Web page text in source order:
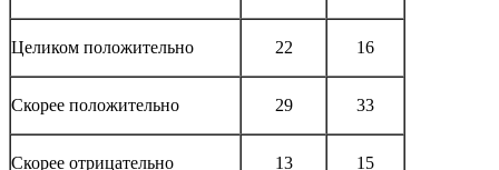
Целиком положительно 22 16
Скорее положительно 29 33
Скорее отрицательно 13 15